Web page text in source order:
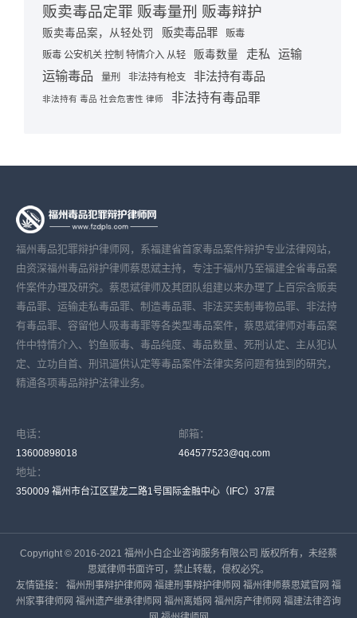
贩卖毒品定罪 贩毒量刑 贩毒辩护
贩卖毒品案，从轻处罚 贩卖毒品罪
贩毒
贩毒 公安机关 控制 特情介入 从轻
贩毒数量 走私 运输
运输毒品 量刑 非法持有枪支 非法持有毒品
非法持有 毒品 社会危害性 律师 非法持有毒品罪
福州毒品犯罪辩护律师网，系福建省首家毒品案件辩护专业法律网站，
由资深福州毒品辩护律师蔡思斌主持，专注于福州乃至福建全省毒品案
件案件办理及研究。蔡思斌律师及其团队组建以来办理了上百宗含贩卖
毒品罪、运输走私毒品罪、制造毒品罪、非法买卖制毒物品罪、非法持
有毒品罪、容留他人吸毒毒罪等各类型毒品案件，蔡思斌律师对毒品案
件中特情介入、钓鱼贩毒、毒品纯度、毒品数量、死刑认定、主从犯认
定、立功自首、刑讯逼供认定等毒品案件法律实务问题有独到的研究，
精通各项毒品辩护法律业务。
电话：
13600898018
邮箱：
464577523@qq.com
地址：
350009 福州市台江区望龙二路1号国际金融中心（IFC）37层
Copyright © 2016-2021 福州小白企业咨询服务有限公司 版权所有，未经蔡
思斌律师书面许可，禁止转载，侵权必究。
友情链接： 福州刑事辩护律师网 福建刑事辩护律师网 福州律师蔡思斌官网 福
州家事律师网 福州遗产继承律师网 福州离婚网 福州房产律师网 福建法律咨询